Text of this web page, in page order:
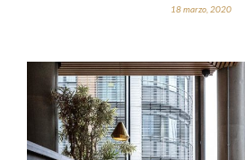
18 marzo, 2020